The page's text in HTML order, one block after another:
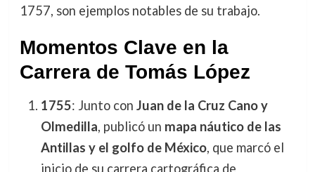
1757, son ejemplos notables de su trabajo.
Momentos Clave en la
Carrera de Tomás López
1755: Junto con Juan de la Cruz Cano y
Olmedilla, publicó un mapa náutico de las
Antillas y el golfo de México, que marcó el
inicio de su carrera cartográfica de